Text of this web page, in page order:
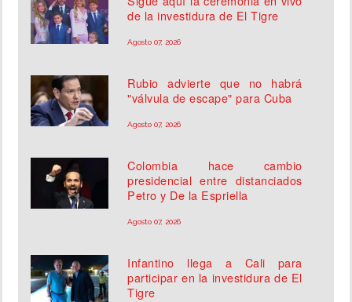
de la investidura de El Tigre
Agosto 07, 2026
Rubio advierte que no habrá
"válvula de escape" para Cuba
Agosto 07, 2026
Colombia hace cambio
presidencial entre distanciados
Petro y De la Espriella
Agosto 07, 2026
Infantino llega a Cali para
participar en la investidura de El
Tigre